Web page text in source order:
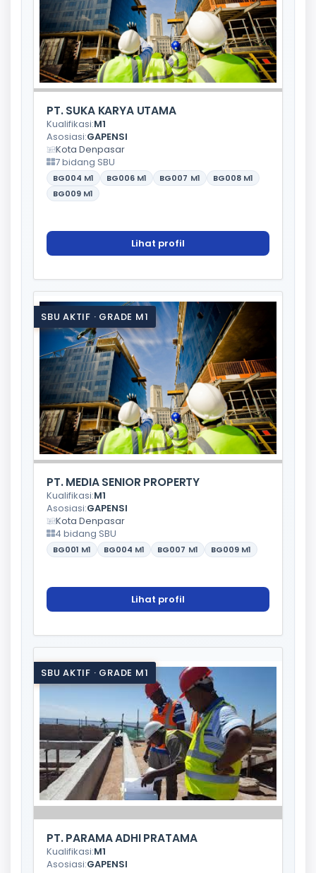
PT. SUKA KARYA UTAMA
Kualifikasi:M1
Asosiasi:GAPENSI
Kota Denpasar
7 bidang SBU
BG004 M1 BG006 M1 BG007 M1 BG008 M1
BG009 M1
Lihat profil
SBU AKTIF · GRADE M1
PT. MEDIA SENIOR PROPERTY
Kualifikasi:M1
Asosiasi:GAPENSI
Kota Denpasar
4 bidang SBU
BG001 M1 BG004 M1 BG007 M1 BG009 M1
Lihat profil
SBU AKTIF · GRADE M1
PT. PARAMA ADHI PRATAMA
Kualifikasi:M1
Asosiasi:GAPENSI